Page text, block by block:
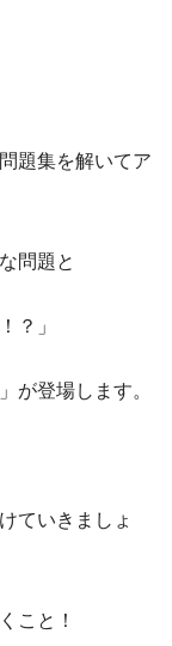
題集を解いてア
問題と
？」
が登場します。
ていきましょ
こと！